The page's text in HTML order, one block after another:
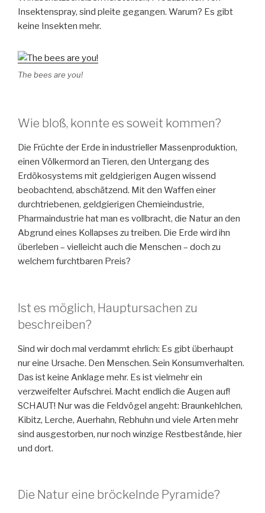
Insektenspray, sind pleite gegangen. Warum? Es gibt
keine Insekten mehr.
The bees are you!
Wie bloß, konnte es soweit kommen?
Die Früchte der Erde in industrieller Massenproduktion,
einen Völkermord an Tieren, den Untergang des
Erdökosystems mit geldgierigen Augen wissend
beobachtend, abschätzend. Mit den Waffen einer
durchtriebenen, geldgierigen Chemieindustrie,
Pharmaindustrie hat man es vollbracht, die Natur an den
Abgrund eines Kollapses zu treiben. Die Erde wird ihn
überleben – vielleicht auch die Menschen – doch zu
welchem furchtbaren Preis?
Ist es möglich, Hauptursachen zu
beschreiben?
Sind wir doch mal verdammt ehrlich: Es gibt überhaupt
nur eine Ursache. Den Menschen. Sein Konsumverhalten.
Das ist keine Anklage mehr. Es ist vielmehr ein
verzweifelter Aufschrei. Macht endlich die Augen auf!
SCHAUT! Nur was die Feldvögel angeht: Braunkehlchen,
Kibitz, Lerche, Auerhahn, Rebhuhn und viele Arten mehr
sind ausgestorben, nur noch winzige Restbestände, hier
und dort.
Die Natur eine bröckelnde Pyramide?